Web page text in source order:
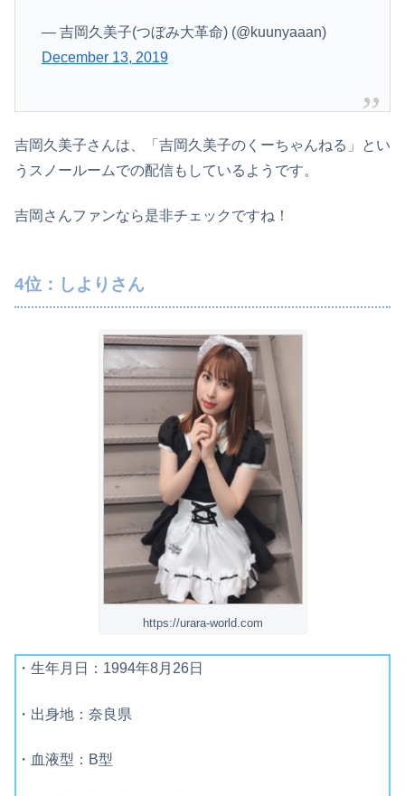
— 吉岡久美子(つぼみ大革命) (@kuunyaaan)
December 13, 2019
吉岡久美子さんは、「吉岡久美子のくーちゃんねる」とい
うスノールームでの配信もしているようです。
吉岡さんファンなら是非チェックですね！
4位：しよりさん
https://urara-world.com
・生年月日：1994年8月26日
・出身地：奈良県
・血液型：B型